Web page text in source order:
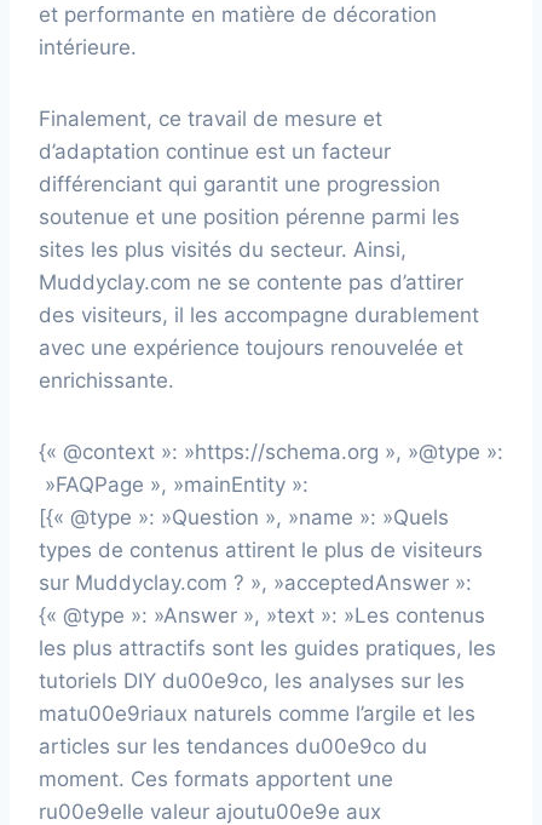
et performante en matière de décoration
intérieure.
Finalement, ce travail de mesure et
d’adaptation continue est un facteur
différenciant qui garantit une progression
soutenue et une position pérenne parmi les
sites les plus visités du secteur. Ainsi,
Muddyclay.com ne se contente pas d’attirer
des visiteurs, il les accompagne durablement
avec une expérience toujours renouvelée et
enrichissante.
{« @context »: »https://schema.org », »@type »:
»FAQPage », »mainEntity »:
[{« @type »: »Question », »name »: »Quels
types de contenus attirent le plus de visiteurs
sur Muddyclay.com ? », »acceptedAnswer »:
{« @type »: »Answer », »text »: »Les contenus
les plus attractifs sont les guides pratiques, les
tutoriels DIY du00e9co, les analyses sur les
matu00e9riaux naturels comme l’argile et les
articles sur les tendances du00e9co du
moment. Ces formats apportent une
ru00e9elle valeur ajoutu00e9e aux